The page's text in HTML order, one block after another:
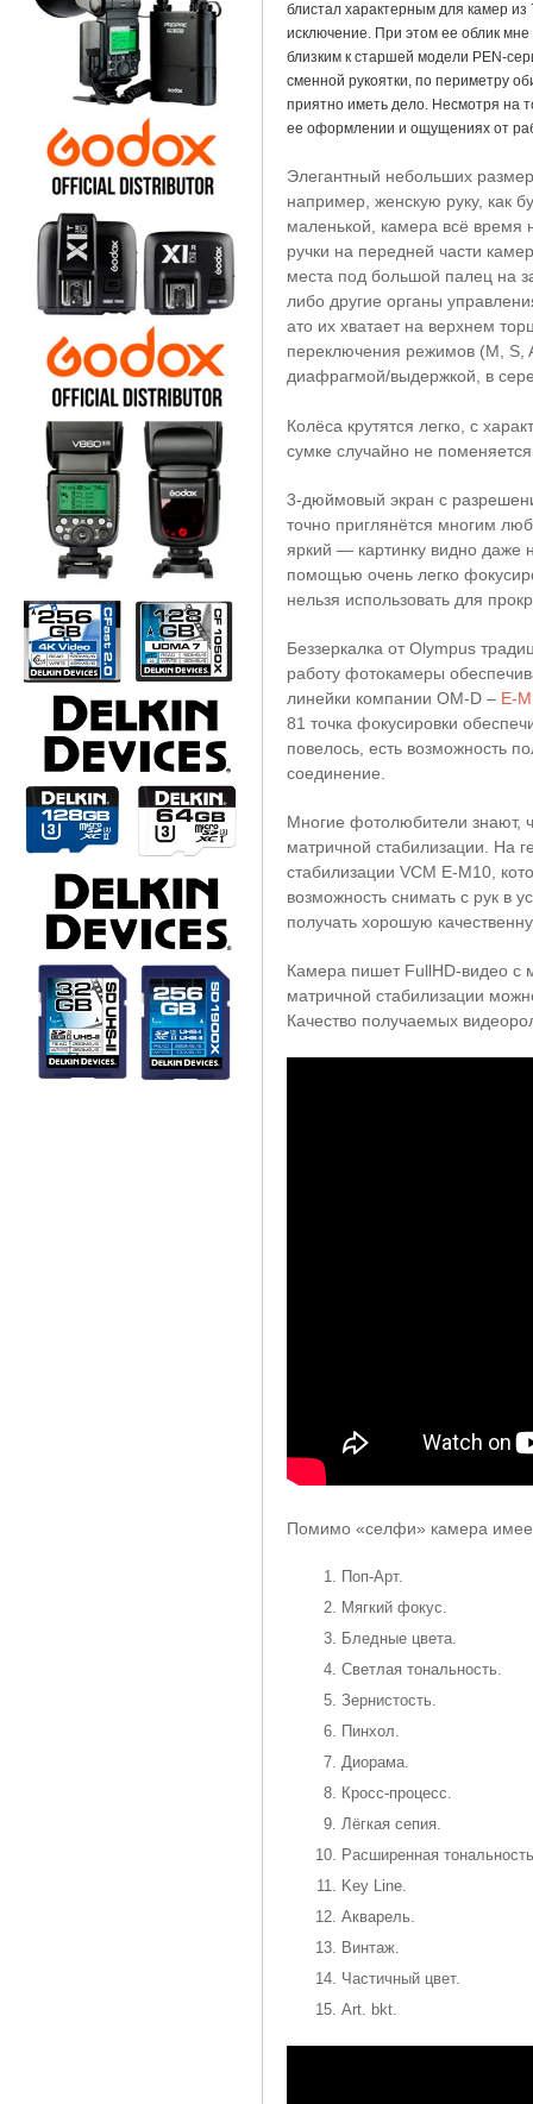
блистал характерным для камер
исключение. При этом ее облик
близким к старшей модели PEN-
сменной рукоятки, по периметру
приятно иметь дело. Несмотря на
ее оформлении и ощущениях от
Элегантный небольших
например, женскую руку, как
маленькой, камера всё время
ручки на передней части
места под большой палец на
либо другие органы
ато их хватает на верхнем
переключения режимов (M, S,
диафрагмой/выдержкой, в
Колёса крутятся легко, с
сумке случайно не
3-дюймовый экран с
точно приглянётся многим
яркий — картинку видно даже
помощью очень легко
нельзя использовать для
Беззеркалка от Olympus
работу фотокамеры
линейки компании OM-D – E-
81 точка фокусировки
повелось, есть возможность
соединение.
Многие фотолюбители знают,
матричной стабилизации. На
стабилизации VCM E-M10,
возможность снимать с рук в
получать хорошую
Камера пишет FullHD-видео с
матричной стабилизации
Качество получаемых
Помимо «селфи» камера
Поп-Арт.
Мягкий фокус.
Бледные цвета.
Светлая тональность.
Зернистость.
Пинхол.
Диорама.
Кросс-процесс.
Лёгкая сепия.
Расширенная
Key Line.
Акварель.
Винтаж.
Частичный цвет.
Art. bkt.